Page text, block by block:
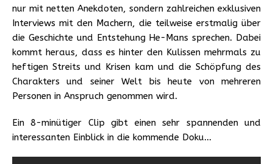
nur mit netten Anekdoten, sondern zahlreichen exklusiven
Interviews mit den Machern, die teilweise erstmalig über
die Geschichte und Entstehung He-Mans sprechen. Dabei
kommt heraus, dass es hinter den Kulissen mehrmals zu
heftigen Streits und Krisen kam und die Schöpfung des
Charakters und seiner Welt bis heute von mehreren
Personen in Anspruch genommen wird.
Ein 8-minütiger Clip gibt einen sehr spannenden und
interessanten Einblick in die kommende Doku…